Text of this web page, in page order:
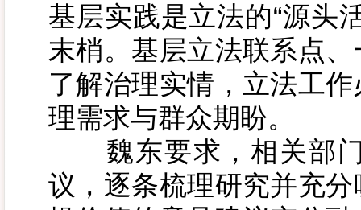
基层实践是立法的“源头
末梢。基层立法联系点
了解治理实情，立法工
理需求与群众期盼。
魏东要求，相关部门
议，逐条梳理研究并充